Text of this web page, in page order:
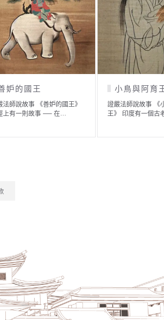
金羅漢》 從前
過著安…
虔誠的力量
證嚴法師說故事 《虔誠的力量》
我們每天以最虔誠的心入…